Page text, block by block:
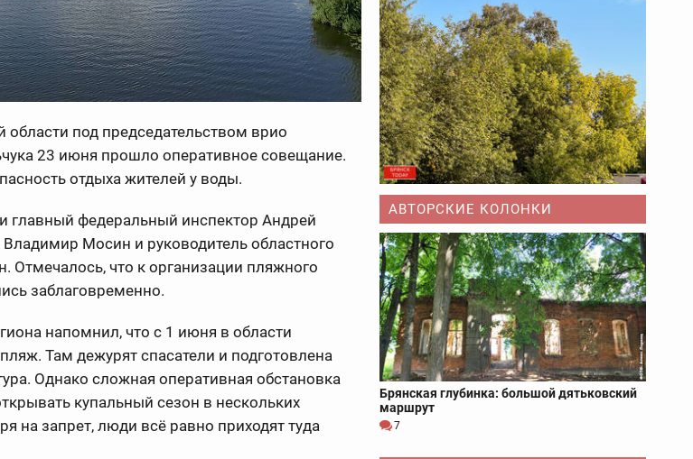
области под председательством врио
23 июня прошло оперативное совещание.
отдыха жителей у воды.
главный федеральный инспектор Андрей
Мосин и руководитель областного
что к организации пляжного
заблаговременно.
напомнил, что с 1 июня в области
Там дежурят спасатели и подготовлена
Однако сложная оперативная обстановка
купальный сезон в нескольких
на запрет, люди всё равно приходят туда
АВТОРСКИЕ КОЛОНКИ
Брянская глубинка: большой дятьковский
маршрут
7